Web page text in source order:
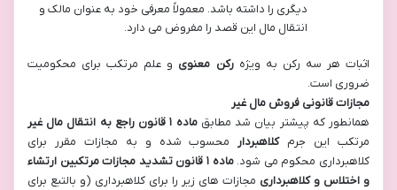
دیگری را داشته باشد. معمولاً معرفی خود به عنوان مالک و
انتقال مال این قصد را مفروض می دارد.
اثبات هر سه رکن به ویژهرکن معنوی و علم مرتکب برای محکومیت
ضروری است.
مجازات قانونی فروش مال غیر
همانطور که پیشتر بیان شد مطابقماده ۱قانون راجع به انتقال مال غیر
مرتکب این جرمکلاهبردار محسوب شده و به مجازات مقرر برای
کلاهبرداری محکوم می شود.ماده ۱ قانون تشدید مجازات مرتکبین ارتشاء
و اختلاس و کلاهبرداری مجازات های زیر را برای کلاهبرداری (و بالتبع برای